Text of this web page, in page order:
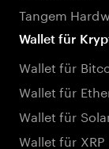
Tangem
Wallet für
Wallet für
Wallet für
Wallet für
Wallet für XRP